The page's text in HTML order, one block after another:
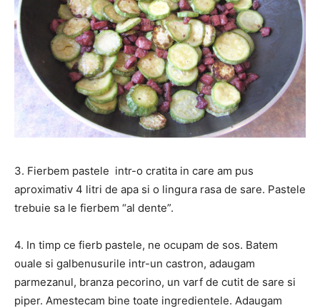
3. Fierbem pastele intr-o cratita in care am pus
aproximativ 4 litri de apa si o lingura rasa de sare. Pastele
trebuie sa le fierbem “al dente”.
4. In timp ce fierb pastele, ne ocupam de sos. Batem
ouale si galbenusurile intr-un castron, adaugam
parmezanul, branza pecorino, un varf de cutit de sare si
piper. Amestecam bine toate ingredientele. Adaugam